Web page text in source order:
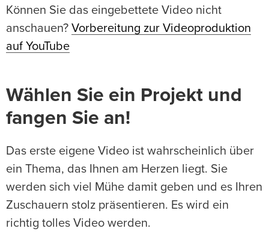
Können Sie das eingebettete Video nicht
anschauen? Vorbereitung zur Videoproduktion
auf YouTube
Wählen Sie ein Projekt und
fangen Sie an!
Das erste eigene Video ist wahrscheinlich über
ein Thema, das Ihnen am Herzen liegt. Sie
werden sich viel Mühe damit geben und es Ihren
Zuschauern stolz präsentieren. Es wird ein
richtig tolles Video werden.